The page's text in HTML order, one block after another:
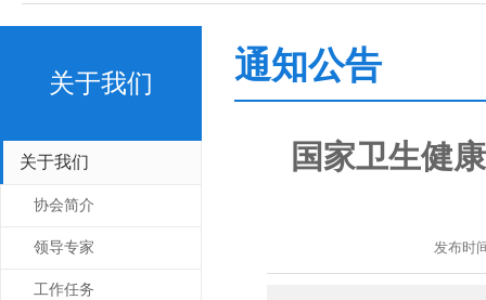
关于我们
关于我们
协会简介
领导专家
工作任务
通知公告
国家卫生健
发布时